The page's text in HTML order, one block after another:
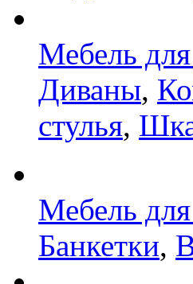
Мебель
Диваны,
стулья,
Мебель
Банкетки,